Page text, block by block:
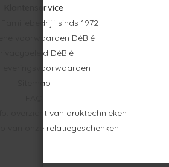
Klantenservice
Familiebedrijf sinds 1972
voorwaarden DéBlé
Privacybeleid DéBlé
leveringsvoorwaarden
Sitemap
overzicht van druktechnieken
van onze relatiegeschenken